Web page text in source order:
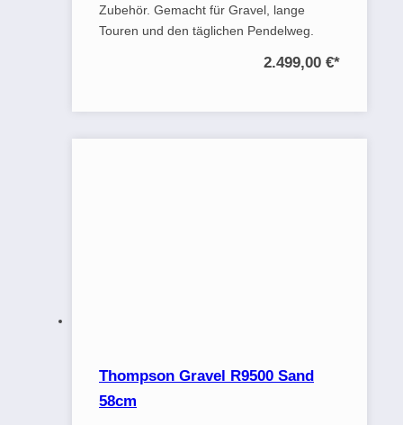
Zubehör. Gemacht für Gravel, lange
Touren und den täglichen Pendelweg.
2.499,00 €*
Thompson Gravel R9500 Sand
58cm